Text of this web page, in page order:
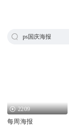
ps国庆海报
2209
每周海报